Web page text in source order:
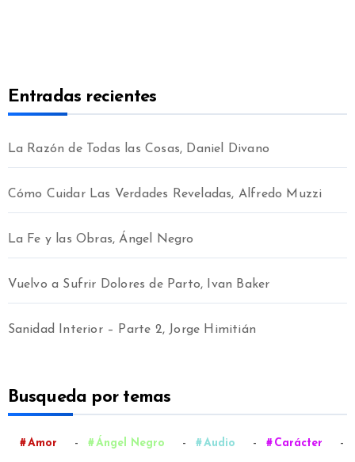
Entradas recientes
La Razón de Todas las Cosas, Daniel Divano
Cómo Cuidar Las Verdades Reveladas, Alfredo Muzzi
La Fe y las Obras, Ángel Negro
Vuelvo a Sufrir Dolores de Parto, Ivan Baker
Sanidad Interior – Parte 2, Jorge Himitián
Busqueda por temas
Amor - Ángel Negro - Audio - Carácter -